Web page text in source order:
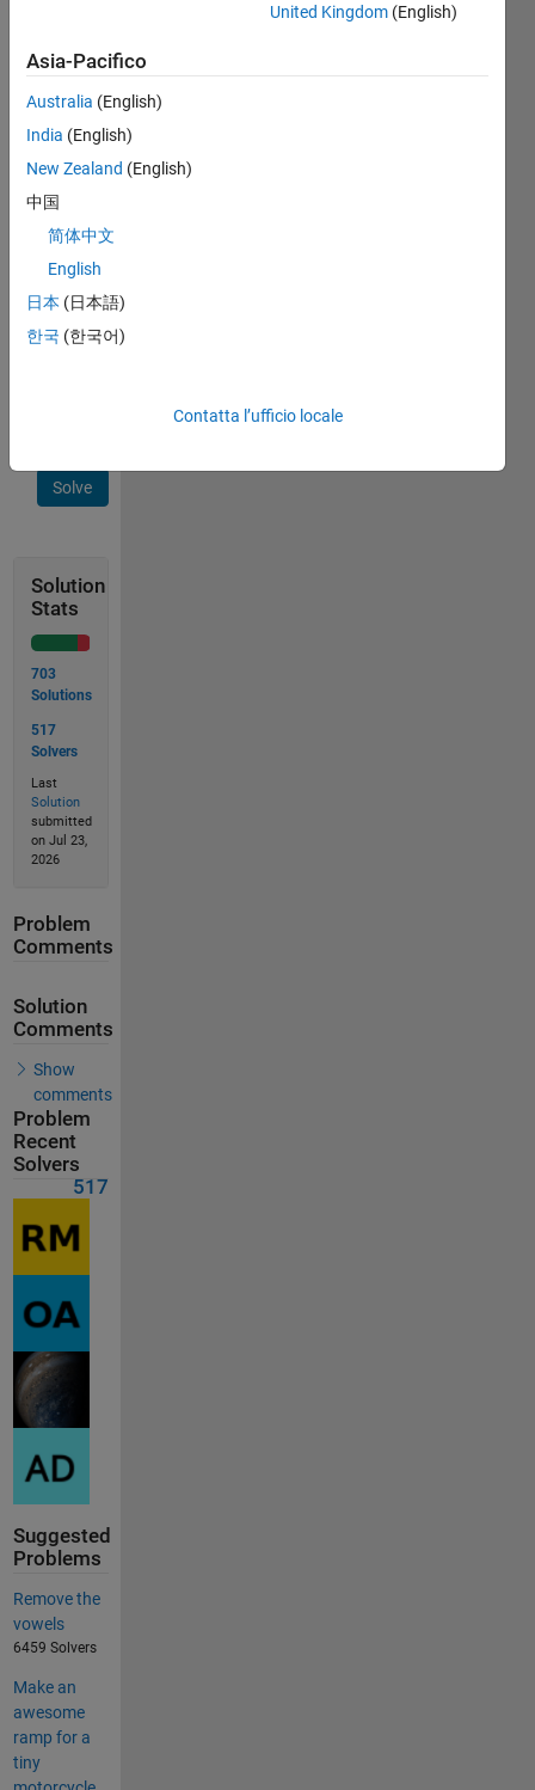
n=2
then
A = [ 1 0
       0 1 ]
If
n=4
then
A = [ 1 0 0 0
Solve
Solution
Stats
703
Solutions
517
Solvers
Last
Solution
submitted
on Jul 23,
2026
Problem
Comments
Solution
Comments
Show
comments
Problem
Recent
Solvers
517
Suggested
Problems
Remove the
vowels
6459 Solvers
Make an
awesome
ramp for a
tiny
United Kingdom (English)
Asia-Pacifico
Australia (English)
India (English)
New Zealand (English)
中国
简体中文
English
日本 (日本語)
한국 (한국어)
Contatta l’ufficio locale